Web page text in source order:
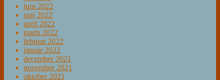
juni 2022
maj 2022
april 2022
marts 2022
februar 2022
januar 2022
december 2021
november 2021
oktober 2021